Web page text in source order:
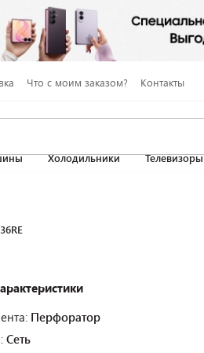
Что с моим заказом? Контакты
Холодильники Телевизоры
Перфоратор
Сеть